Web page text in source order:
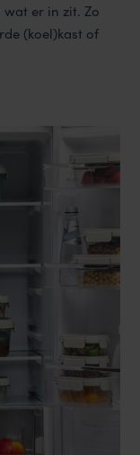
er in zit. Zo
(koel)kast of